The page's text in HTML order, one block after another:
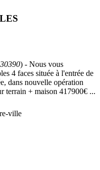
30390) - Nous vous
4 faces située à l'entrée de
dans nouvelle opération
terrain + maison 417900€ ...
ville